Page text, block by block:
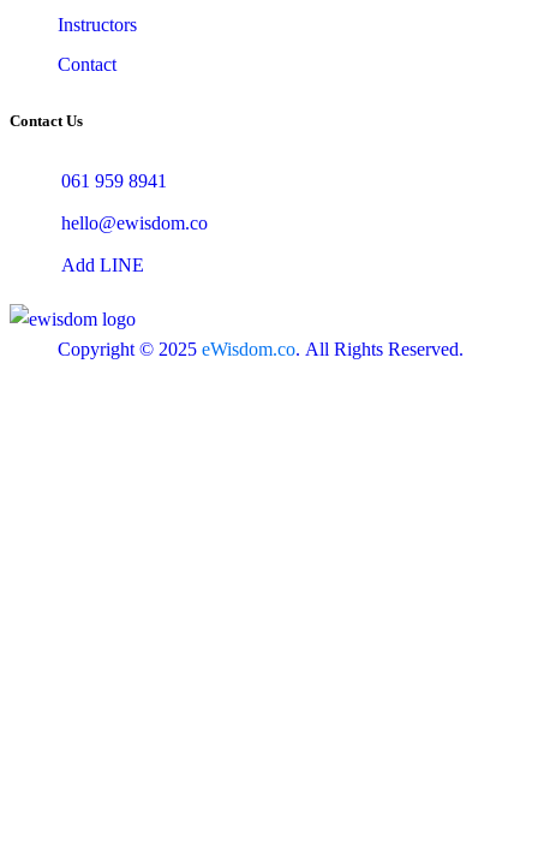
Instructors
Contact
Contact Us
061 959 8941
hello@ewisdom.co
Add LINE
Copyright © 2025 eWisdom.co. All Rights Reserved.